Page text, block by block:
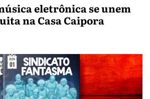
eletrônica se unem
na Casa Caipora